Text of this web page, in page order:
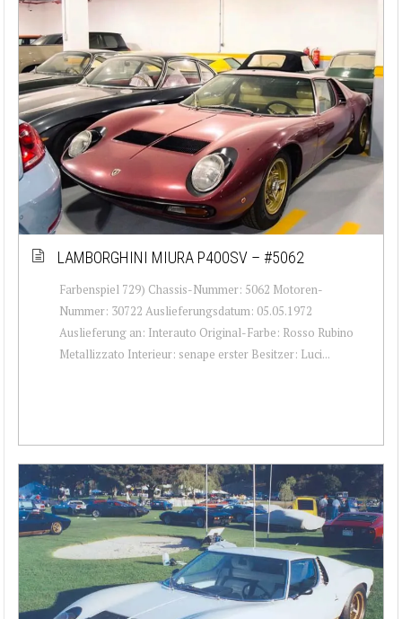
LAMBORGHINI MIURA P400SV – #5062
Farbenspiel 729) Chassis-Nummer: 5062 Motoren-
Nummer: 30722 Auslieferungsdatum: 05.05.1972
Auslieferung an: Interauto Original-Farbe: Rosso Rubino
Metallizzato Interieur: senape erster Besitzer: Luci...